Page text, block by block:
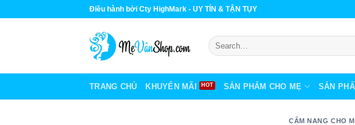
to
Điều hành bởi Cty HighMark - UY TÍN & TẬN TỤY
Search
for:
TRANG CHỦ KHUYẾN MÃI SẢN PHẨM CHO MẸ SẢN
CẨM NANG CHO